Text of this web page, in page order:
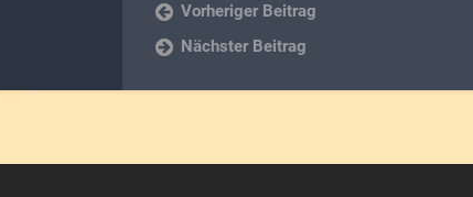
Vorheriger Beitrag
Nächster Beitrag